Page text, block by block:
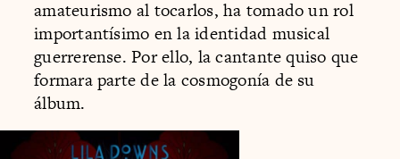
amateurismo al tocarlos, ha tomado un rol
importantísimo en la identidad musical
guerrerense. Por ello, la cantante quiso que
formara parte de la cosmogonía de su
álbum.